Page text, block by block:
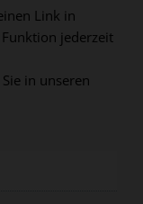
Link in
jederzeit
in unseren